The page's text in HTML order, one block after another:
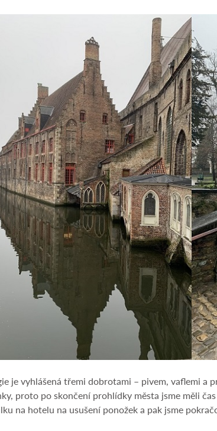
je vyhlášená třemi dobrotami – pivem, vaflemi a
proto po skončení prohlídky města jsme měli
na hotelu na usušení ponožek a pak jsme